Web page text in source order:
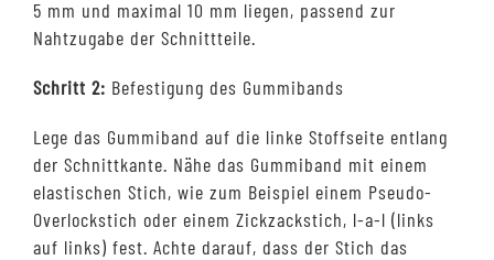
5 mm und maximal 10 mm liegen, passend zur
Nahtzugabe der Schnittteile.
Schritt 2: Befestigung des Gummibands
Lege das Gummiband auf die linke Stoffseite entlang
der Schnittkante. Nähe das Gummiband mit einem
elastischen Stich, wie zum Beispiel einem Pseudo-
Overlockstich oder einem Zickzackstich, l-a-l (links
auf links) fest. Achte darauf, dass der Stich das